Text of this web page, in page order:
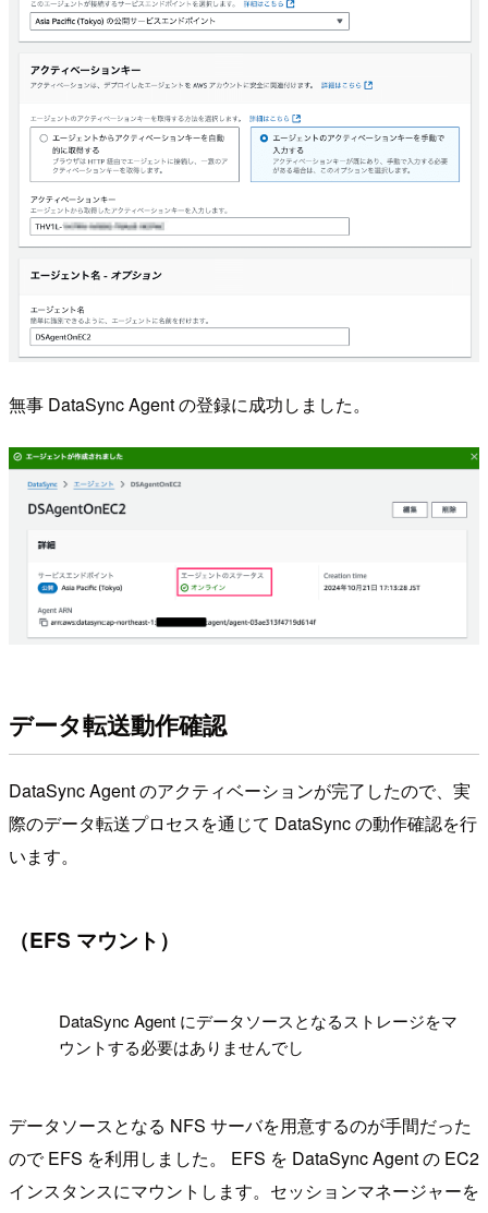
無事 DataSync Agent の登録に成功しました。
データ転送動作確認
DataSync Agent のアクティベーションが完了したので、実
際のデータ転送プロセスを通じて DataSync の動作確認を行
います。
（EFS マウント）
DataSync Agent にデータソースとなるストレージをマ
ウントする必要はありませんでし
データソースとなる NFS サーバを用意するのが手間だった
ので EFS を利用しました。 EFS を DataSync Agent の EC2
インスタンスにマウントします。セッションマネージャーを